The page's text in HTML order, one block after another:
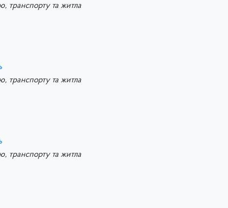
транспорту та житла
транспорту та житла
транспорту та житла